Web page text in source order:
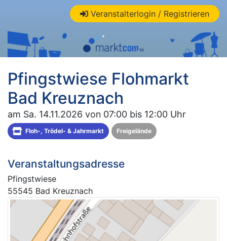
Veranstalterlogin / Registrieren
Pfingstwiese Flohmarkt
Bad Kreuznach
am Sa. 14.11.2026 von 07:00 bis 12:00 Uhr
Floh-, Trödel- & Jahrmarkt Freigelände
Veranstaltungsadresse
Pfingstwiese
55545 Bad Kreuznach